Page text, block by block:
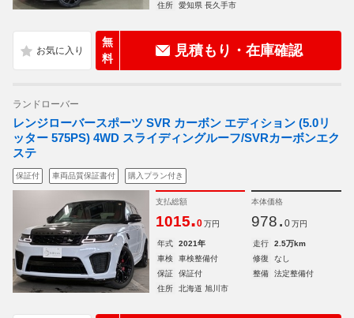
住所
愛知県 長久手市
無
料
見積もり・在庫確認
ランドローバー
レンジローバースポーツ SVR カーボン エディション (5.0リ
ッター 575PS) 4WD スライディングルーフ/SVRカーボンエク
ステ
保証付 車両品質保証書付 購入プラン付き
支払総額
1015.0 万円
本体価格
978. 0 万円
年式 2021年 走行
2.5万km
車検
車検整備付 修復
なし
保証
保証付 整備
法定整備付
住所
北海道 旭川市